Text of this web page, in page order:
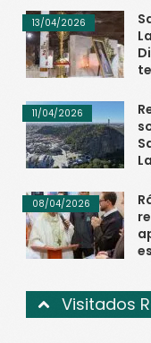
13/04/2026
11/04/2026
08/04/2026
Visitados